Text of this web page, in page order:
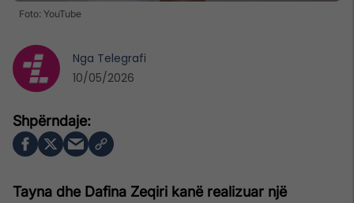
Foto: YouTube
Tayna dhe Dafina Zeqiri kanë realizuar një
Nga Telegrafi
10/05/2026